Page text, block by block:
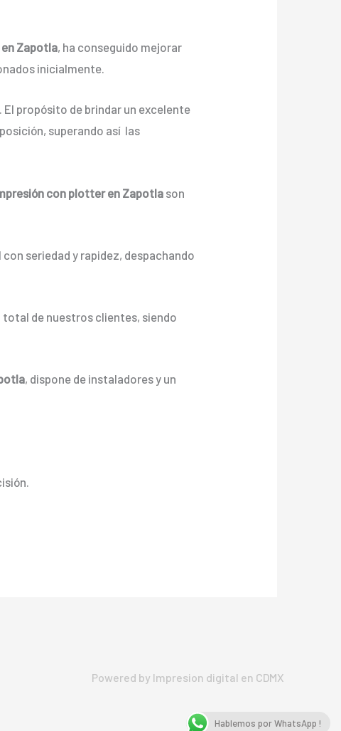
Zapotla, ha conseguido mejorar
inicialmente.
propósito de brindar un excelente
superando así las
con plotter en Zapotla son
seriedad y rapidez, despachando
de nuestros clientes, siendo
, dispone de instaladores y un
Powered by Impresion digital en CDMX
Hablemos por WhatsApp !